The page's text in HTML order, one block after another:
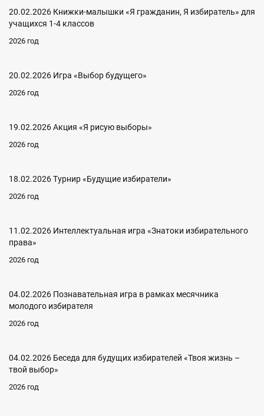
20.02.2026 Книжки-малышки «Я гражданин, Я избиратель» для
учащихся 1-4 классов
2026 год
20.02.2026 Игра «Выбор будущего»
2026 год
19.02.2026 Акция «Я рисую выборы»
2026 год
18.02.2026 Турнир «Будущие избиратели»
2026 год
11.02.2026 Интеллектуальная игра «Знатоки избирательного
права»
2026 год
04.02.2026 Познавательная игра в рамках месячника
молодого избирателя
2026 год
04.02.2026 Беседа для будущих избирателей «Твоя жизнь –
твой выбор»
2026 год